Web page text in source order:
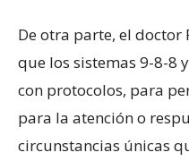
De otra parte, el
que los sistemas 9-8-8
con protocolos, para
para la atención o
circunstancias únicas